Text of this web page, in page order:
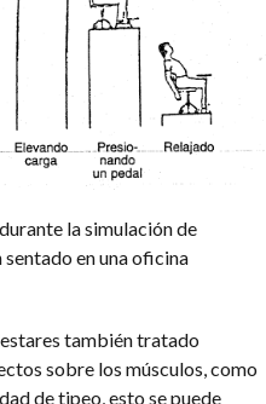
la simulación de
en una oficina
también tratado
sobre los músculos, como
de tipeo, esto se puede